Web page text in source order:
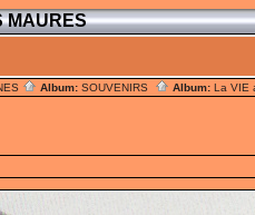
MAURES
Album: SOUVENIRS Album: La VIE